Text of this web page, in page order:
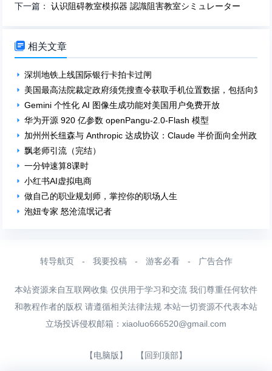
下一篇：认识阻碍教室模拟器 認識阻害教室シミュレーター
 相关文章
深圳地铁上线国际银行卡拍卡过闸
美国最高法院裁定政府须凭搜查令获取手机位置数据，包括向第
Gemini 个性化 AI 图像生成功能对美国用户免费开放
华为开源 920 亿参数 openPangu-2.0-Flash 模型
加州州长纽森与 Anthropic 达成协议：Claude 半价面向全州政府
飘老师引流（完结）
一分钟速算8课时
小红书AI虚拟电商
做自己的职业规划师，掌控你的职场人生
泡妞专家 怒沧流氓记者
转导航页 - 我要投稿 - 游客必看 - 广告合作
本站资源来自互联网收集 仅供用于学习和交流 我们尊重任何软件
和教程作者的版权 请遵循相关法律法规 本站一切资源不代表本站
立场投诉侵权邮箱： xiaoluo666520@gmail.com
【电脑版】 【回到顶部】